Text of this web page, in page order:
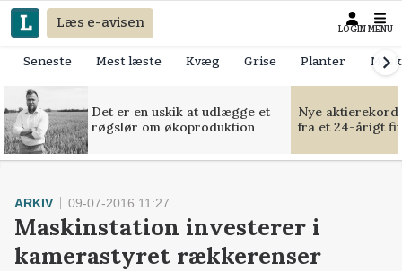
Læs e-avisen LOGIN MENU
Seneste Mest læste Kvæg Grise Planter
Det er en uskik at udlægge et
røgslør om økoproduktion
Nye
fra et 24-årigt
ARKIV 09-07-2016 11:27
Maskinstation investerer i
kamerastyret rækkerenser